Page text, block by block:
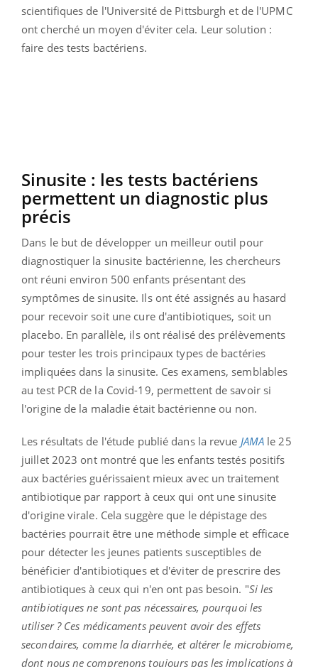
scientifiques de l'Université de Pittsburgh et de l'UPMC
ont cherché un moyen d'éviter cela. Leur solution :
faire des tests bactériens.
Sinusite : les tests bactériens
permettent un diagnostic plus
précis
Dans le but de développer un meilleur outil pour
diagnostiquer la sinusite bactérienne, les chercheurs
ont réuni environ 500 enfants présentant des
symptômes de sinusite. Ils ont été assignés au hasard
pour recevoir soit une cure d'antibiotiques, soit un
placebo. En parallèle, ils ont réalisé des prélèvements
pour tester les trois principaux types de bactéries
impliquées dans la sinusite. Ces examens, semblables
au test PCR de la Covid-19, permettent de savoir si
l'origine de la maladie était bactérienne ou non.
Les résultats de l'étude publié dans la revue JAMA le 25
juillet 2023 ont montré que les enfants testés positifs
aux bactéries guérissaient mieux avec un traitement
antibiotique par rapport à ceux qui ont une sinusite
d'origine virale. Cela suggère que le dépistage des
bactéries pourrait être une méthode simple et efficace
pour détecter les jeunes patients susceptibles de
bénéficier d'antibiotiques et d'éviter de prescrire des
antibiotiques à ceux qui n'en ont pas besoin. "Si les
antibiotiques ne sont pas nécessaires, pourquoi les
utiliser ?Ces médicaments peuvent avoir des effets
secondaires, comme la diarrhée, et altérer le microbiome,
dont nous ne comprenons toujours pas les implications à